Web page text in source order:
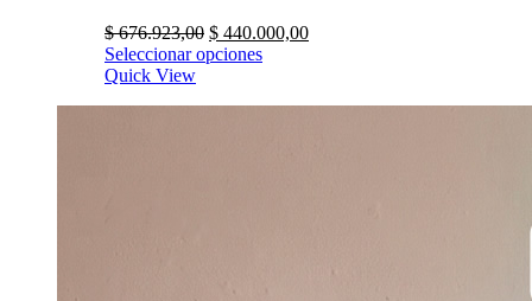
$676.923,00 $ 440.000,00
Seleccionar opciones
Quick View